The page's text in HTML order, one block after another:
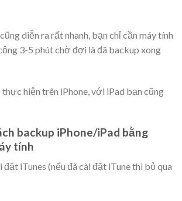
diễn ra rất nhanh, bạn chỉ cần máy tính
3-5 phút chờ đợi là đã backup xong
hiện trên iPhone, với iPad bạn cũng
backup iPhone/iPad bằng
tính
iTunes (nếu đã cài đặt iTune thì bỏ qua